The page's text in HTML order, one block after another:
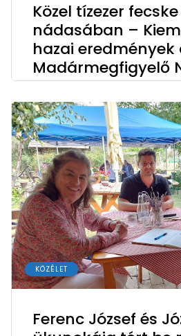
Közel tízezer
nádasában –
hazai eredmények
Madármegfigyelő
KÖZÉLET
Ferenc József és